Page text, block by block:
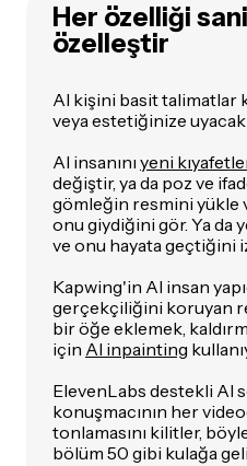
Her özelliği
özelleştir
AI kişini basit talimatlar
veya estetiğinize
AI insanını yeni
değiştir, ya da poz ve
gömleğin resmini yükle
onu giydiğini gör. Ya da
ve onu hayata geçtiğini
Kapwing'in AI insan
gerçekçiliğini koruyan
bir öğe eklemek,
için AI inpainting
ElevenLabs destekli AI
konuşmacının her
tonlamasını kilitler,
bölüm 50 gibi kulağa